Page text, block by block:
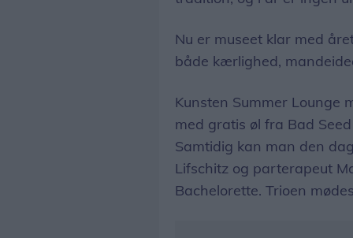
Nu er museet klar med
både kærlighed,
Kunsten Summer Lounge
med gratis øl fra Bad
Samtidig kan man den
Lifschitz og parterapeut
Bachelorette. Trioen